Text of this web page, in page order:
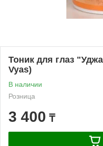
Тоник для глаз
Vyas)
В наличии
Розница
3 400 ₸